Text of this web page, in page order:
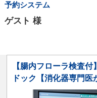
予約システム
ゲスト 様
【腸内フローラ検査
ドック【消化器専門医